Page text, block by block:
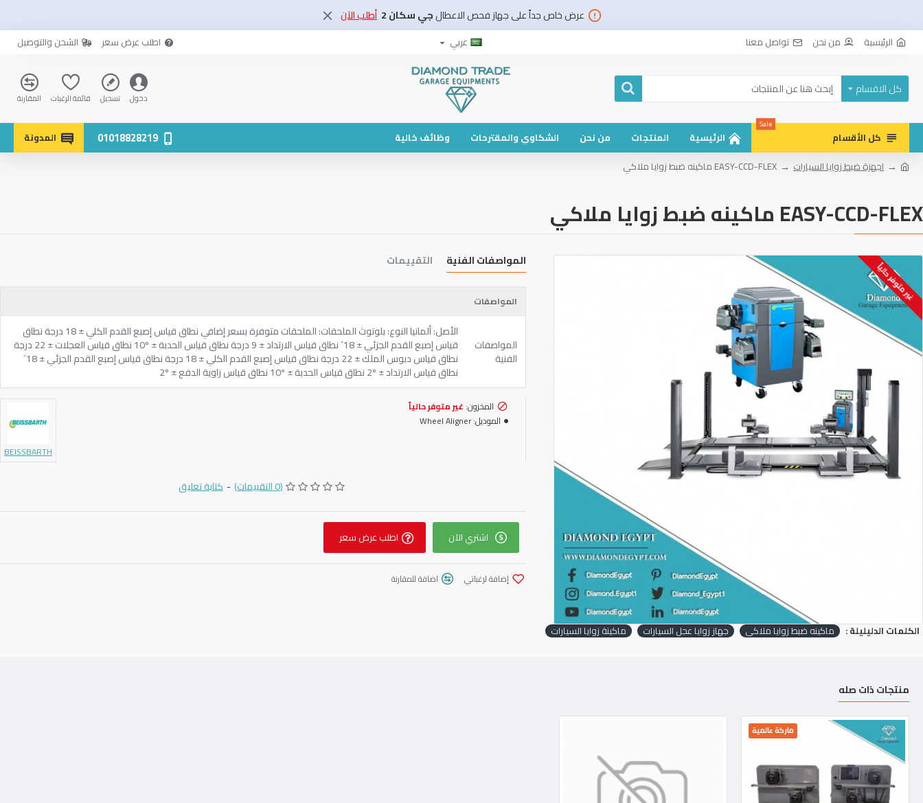
عرض خاص جداً على جهاز فحص الاعطالجي سكان 2 أطلب الآن
الرئيسية من نحن تواصل معنا عربي اطلب عرض سعر الشحن والتوصيل
كل الاقسام
دخول تسجيل قائمة الرغبات المقارنة
كل الأقسام
Sale
الرئيسية المنتجات من نحن الشكاوي والمقترحات وظائف خالية 01018828219
المدونة
اجهزة ضبط زوايا السيارات
EASY-CCD-FLEX ماكينه ضبط زوايا ملاكي
EASY-CCD-FLEX ماكينه ضبط زوايا ملاكي
غير متوفر حالياً المواصفات الفنية التقييمات
المواصفات
المواصفات
الفنية
الأصل: ألمانيا النوع: بلوتوث الملحقات: الملحقات متوفرة بسعر إضافي نطاق قياس إصبع القدم الكلي ± 18 درجة نطاق
قياس إصبع القدم الجزئي ± 18´ نطاق قياس الارتداد ± 9 درجة نطاق قياس الحدبة ± 10º نطاق قياس العجلات ± 22 درجة
نطاق قياس دبوس الملك ± 22 درجة نطاق قياس إصبع القدم الكلي ± 18 درجة نطاق قياس إصبع القدم الجزئي ± 18´
نطاق قياس الارتداد ± 2º نطاق قياس الحدبة ± 10º نطاق قياس زاوية الدفع ± 2º
المخزون: غير متوفر حالياً
الموديل:Wheel Aligner
BEISSBARTH
(0 التقييمات) - كتابة تعليق
اشتري الآن اطلب عرض سعر
إضافة لرغباتي اضافة للمقارنة
الكلمات الدليليلة : ماكينه ضبط زوايا ملاكي جهاز زوايا عجل السيارات ماكينة زوايا السيارات
منتجات ذات صله
ماركة عالمية